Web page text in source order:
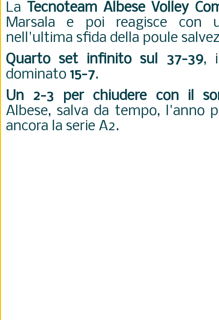
La
Tecnoteam Albese Volley
Marsala e poi reagisce con
nell'ultima sfida della poule
Quarto set infinito sul 37-39,
dominato 15-7.
Un 2-3 per chiudere con il
Albese, salva da tempo, l'anno
ancora la serie A2.